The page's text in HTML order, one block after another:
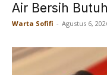
Air Bersih
Warta Sofifi - Agustus 6,